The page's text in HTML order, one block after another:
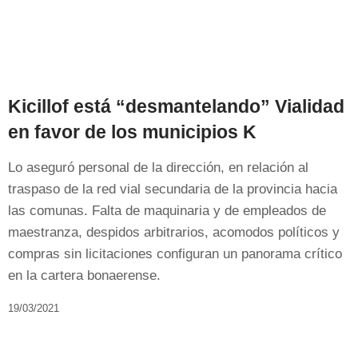
Kicillof está “desmantelando” Vialidad
en favor de los municipios K
Lo aseguró personal de la dirección, en relación al
traspaso de la red vial secundaria de la provincia hacia
las comunas. Falta de maquinaria y de empleados de
maestranza, despidos arbitrarios, acomodos políticos y
compras sin licitaciones configuran un panorama crítico
en la cartera bonaerense.
19/03/2021